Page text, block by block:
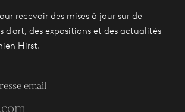
recevoir des mises à jour sur de
d'art, des expositions et des actualités
Hirst.
email